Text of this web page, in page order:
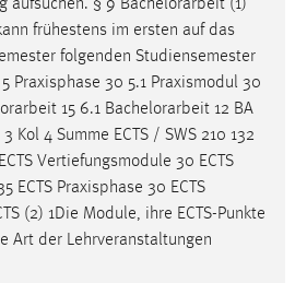
aufsuchen. § 9 Bachelorarbeit (1)
frühestens im ersten auf das
folgenden Studiensemester
5 Praxisphase 30 5.1 Praxismodul 30
15 6.1 Bachelorarbeit 12 BA
Kol 4 Summe ECTS / SWS 210 132
Vertiefungsmodule 30 ECTS
ECTS Praxisphase 30 ECTS
(2) 1Die Module, ihre ECTS-Punkte
Art der Lehrveranstaltungen